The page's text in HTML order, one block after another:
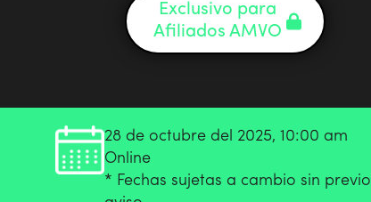
Exclusivo para
Afiliados AMVO
28 de octubre del 2025, 10:00 am
Online
* Fechas sujetas a cambio sin previo